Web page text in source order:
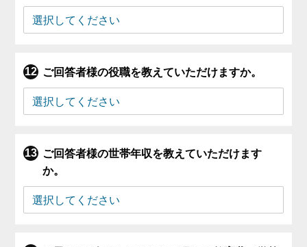
ご回答者様の役職を教えていただけますか。
ご回答者様の世帯年収を教えていただけます
か。